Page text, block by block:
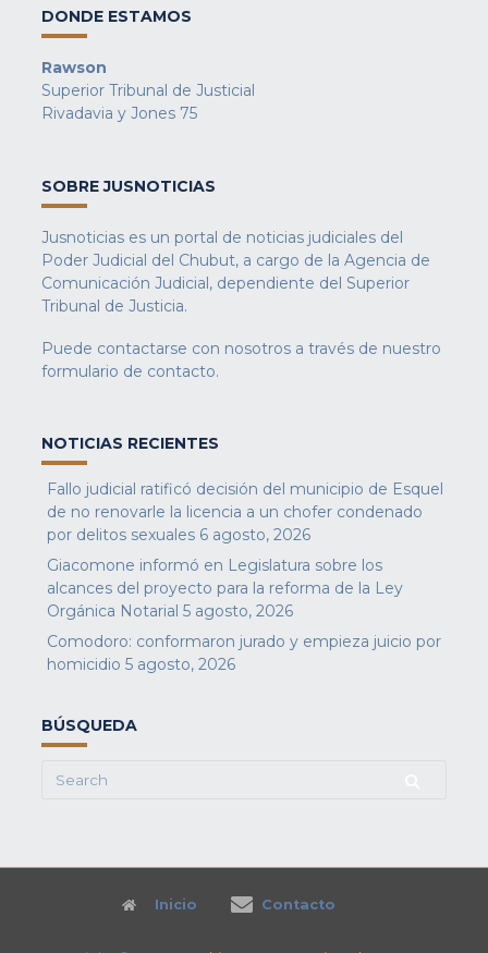
DONDE ESTAMOS
Rawson
Superior Tribunal de Justicial
Rivadavia y Jones 75
SOBRE JUSNOTICIAS
Jusnoticias es un portal de noticias judiciales del
Poder Judicial del Chubut, a cargo de la Agencia de
Comunicación Judicial, dependiente del Superior
Tribunal de Justicia.
Puede contactarse con nosotros a través de nuestro
formulario de contacto.
NOTICIAS RECIENTES
Fallo judicial ratificó decisión del municipio de Esquel
de no renovarle la licencia a un chofer condenado
por delitos sexuales 6 agosto, 2026
Giacomone informó en Legislatura sobre los
alcances del proyecto para la reforma de la Ley
Orgánica Notarial 5 agosto, 2026
Comodoro: conformaron jurado y empieza juicio por
homicidio 5 agosto, 2026
BÚSQUEDA
Search
Inicio Contacto